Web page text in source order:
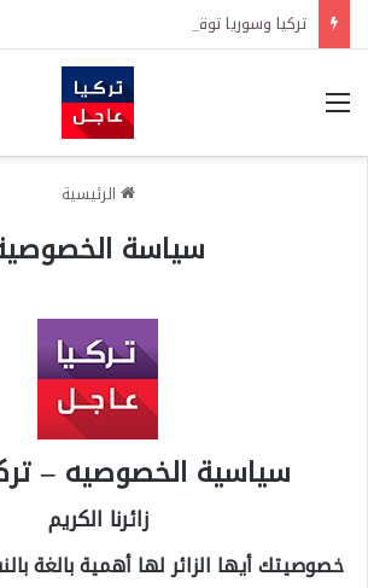
القائمة
الرئيسية
سياسة
سياسية الخصوصيه –
زائرنا الكريم
خصوصيتك أيها الزائر لها أهمية بالغة